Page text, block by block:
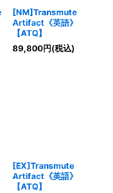
[NM]Transmute
Artifact《英語》
【ATQ】
89,800円(税込)
[EX]Transmute
Artifact《英語》
【ATQ】